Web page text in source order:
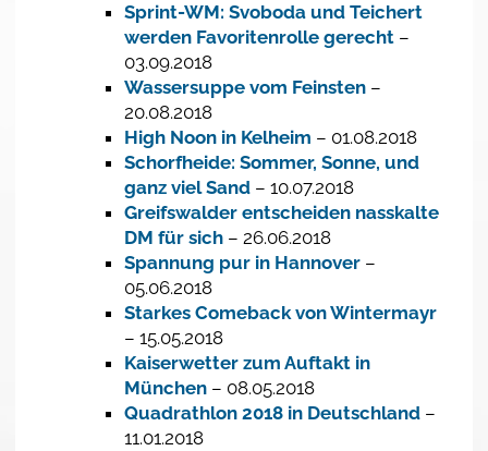
Sprint-WM: Svoboda und Teichert
werden Favoritenrolle gerecht–
03.09.2018
Wassersuppe vom Feinsten–
20.08.2018
High Noon in Kelheim – 01.08.2018
Schorfheide: Sommer, Sonne, und
ganz viel Sand– 10.07.2018
Greifswalder entscheiden nasskalte
DM für sich– 26.06.2018
Spannung pur in Hannover –
05.06.2018
Starkes Comeback von Wintermayr
– 15.05.2018
Kaiserwetter zum Auftakt in
München– 08.05.2018
Quadrathlon 2018 in Deutschland–
11.01.2018